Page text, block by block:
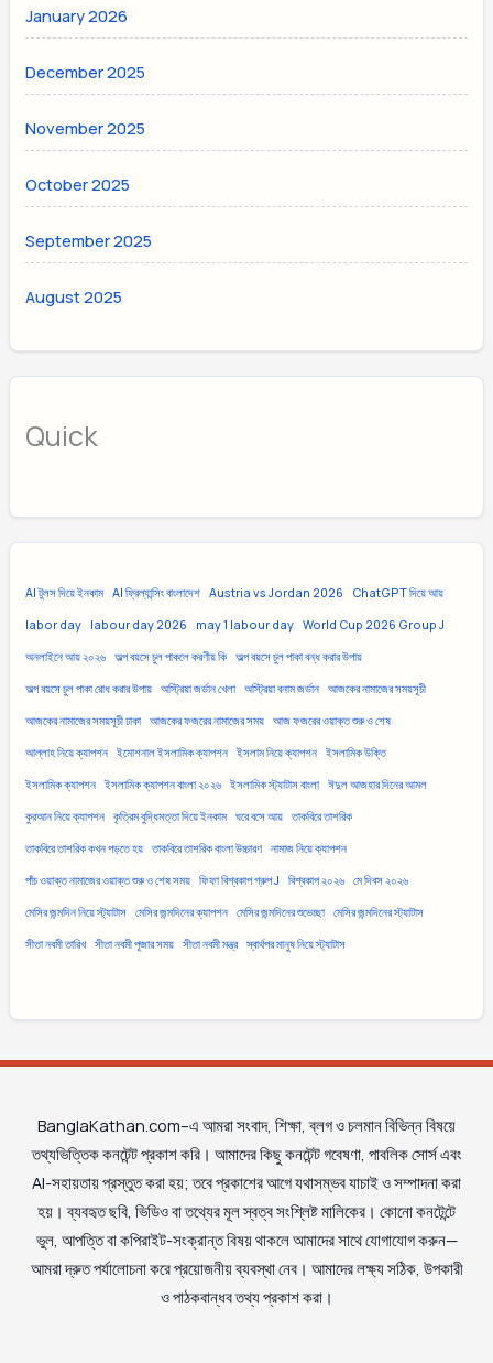
January 2026
December 2025
November 2025
October 2025
September 2025
August 2025
Quick
AI টুলস দিয়ে ইনকাম AI ফ্রিল্যান্সিং বাংলাদেশ Austria vs Jordan 2026 ChatGPT দিয়ে আয়
labor day labour day 2026 may 1 labour day World Cup 2026 Group J
অনলাইনে আয় ২০২৬ অল্প বয়সে চুল পাকলে করণীয় কি অল্প বয়সে চুল পাকা বন্ধ করার উপায়
অল্প বয়সে চুল পাকা রোধ করার উপায় অস্ট্রিয়া জর্ডান খেলা অস্ট্রিয়া বনাম জর্ডান আজকের নামাজের সময়সূচী
আজকের নামাজের সময়সূচী ঢাকা আজকের ফজরের নামাজের সময় আজ ফজরের ওয়াক্ত শুরু ও শেষ
আল্লাহ নিয়ে ক্যাপশন ইমোশনাল ইসলামিক ক্যাপশন ইসলাম নিয়ে ক্যাপশন ইসলামিক উক্তি
ইসলামিক ক্যাপশন ইসলামিক ক্যাপশন বাংলা ২০২৬ ইসলামিক স্ট্যাটাস বাংলা ঈদুল আজহার দিনের আমল
কুরআন নিয়ে ক্যাপশন কৃত্রিম বুদ্ধিমত্তা দিয়ে ইনকাম ঘরে বসে আয় তাকবিরে তাশরিক
তাকবিরে তাশরিক কখন পড়তে হয় তাকবিরে তাশরিক বাংলা উচ্চারণ নামাজ নিয়ে ক্যাপশন
পাঁচ ওয়াক্ত নামাজের ওয়াক্ত শুরু ও শেষ সময় ফিফা বিশ্বকাপ গ্রুপ J বিশ্বকাপ ২০২৬ মে দিবস ২০২৬
মেসির জন্মদিন নিয়ে স্ট্যাটাস মেসির জন্মদিনের ক্যাপশন মেসির জন্মদিনের শুভেচ্ছা মেসির জন্মদিনের স্ট্যাটাস
সীতা নবমী তারিখ সীতা নবমী পূজার সময় সীতা নবমী মন্ত্র স্বার্থপর মানুষ নিয়ে স্ট্যাটাস
BanglaKathan.com–এ আমরা সংবাদ, শিক্ষা, ব্লগ ও চলমান বিভিন্ন বিষয়ে
তথ্যভিত্তিক কনটেন্ট প্রকাশ করি। আমাদের কিছু কনটেন্ট গবেষণা, পাবলিক সোর্স এবং
AI-সহায়তায় প্রস্তুত করা হয়; তবে প্রকাশের আগে যথাসম্ভব যাচাই ও সম্পাদনা করা
হয়। ব্যবহৃত ছবি, ভিডিও বা তথ্যের মূল স্বত্ব সংশ্লিষ্ট মালিকের। কোনো কনটেন্টে
ভুল, আপত্তি বা কপিরাইট-সংক্রান্ত বিষয় থাকলে আমাদের সাথে যোগাযোগ করুন—
আমরা দ্রুত পর্যালোচনা করে প্রয়োজনীয় ব্যবস্থা নেব। আমাদের লক্ষ্য সঠিক, উপকারী
ও পাঠকবান্ধব তথ্য প্রকাশ করা।